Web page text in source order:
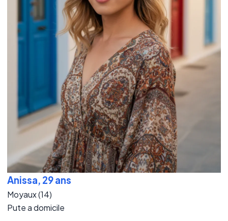
Anissa, 29 ans
Moyaux (14)
Pute a domicile